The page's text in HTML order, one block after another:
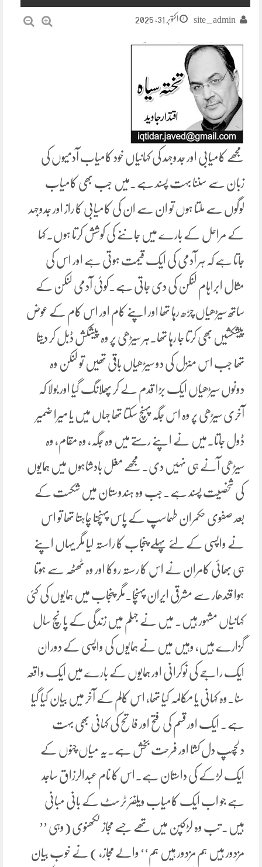
site_admin اکتوبر 31, 2025
مجھے کامیابی اور جدوجہد کی کہانیاں خود کامیاب آدمیوں کی
زبان سے سننا بہت پسند ہے۔میں جب بھی کامیاب
لوگوں سے ملتا ہوں تو ان سے ان کی کامیابی کا راز اور جدوجہد
کے مراحل کے بارے میں جاننے کی کوشش کرتا ہوں۔کہا
جاتا ہے کہ ہر آدمی کی ایک قیمت ہوتی ہے اور اس کی
مثال ابراہام لنکن کی دی جاتی ہے۔کوئی آدمی لنکن کے
ساتھ سیڑھیاں چڑھ رہا تھا اور اپنے کام اور اس کام کے عوض
پیشکشیں بھی کرتا جا رہا تھا۔ہر سیڑھی پر وہ پیشکش ڈبل کر دیتا
تھا جب اس منزل کی دو سیڑھیاں باقی تھیں تو لنکن وہ
دونوں سیڑھیاں ایک بڑا قدم لے کر پھلانگ گیا اور بولا کہ
آخری سیڑھی پر وہ اس جگہ پہنچ سکتا تھا جہاں میں یا میرا ضمیر
ڈول جاتا۔میں نے اپنے رستے میں وہ جگہ، وہ مقام، وہ
سیڑھی آنے ہی نہیں دی۔مجھے مغل بادشاہوں میں ہمایوں
کی شخصیت پسند ہے۔جب وہ ہندوستان میں شکست کے
بعد صفوی حکمران طہماسپ کے پاس پہنچنا چاہتا تھا تو اس
نے واپسی کے لئے پہلے پنجاب کا راستہ لیا مگر یہاں اپنے
ہی بھائی کامران نے اس کا رستہ روکا اور وہ ٹھٹھہ سے ہوتا
ہوا قندھار سے مشرقی ایران پہنچا۔مگر پنجاب میں ہمایوں کی کئی
کہانیاں مشہور ہیں۔ میں نے جہلم میں زندگی کے پانچ سال
گزارے ہیں، وہیں میں نے ہمایوں کی واپسی کے دوران
ایک راجے کی نوکرانی اور ہمایوں کے بارے میں ایک واقعہ
سنا۔وہ کہانی یا مکالمہ کیا تھا، اس کالم کے آخر میں بیان کیا گیا
ہے۔ ایک اور قسم کی فتح اور فاتح کی کہانی بھی بہت
دلچسپ دل کشا اور فرحت بخش ہے۔یہ میاں چنوں کے
ایک لڑکے کی داستان ہے۔اس کا نام عبدالرزاق ساجد
ہے جو اب ایک کامیاب ویلفئر ٹرسٹ کے بانی مبانی
ہیں۔ تب وہ لڑکپن میں تھے جسے مجاز لکھنوی (وہی ’’
مزدور ہیں ہم مزدور ہیں ہم‘‘ والے مجاز، ) نے خوب بیان